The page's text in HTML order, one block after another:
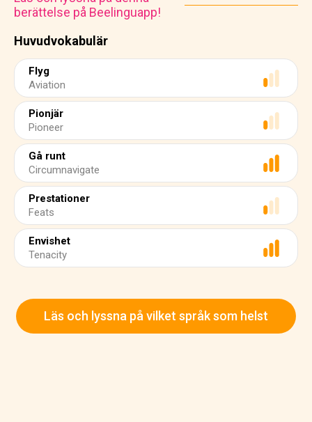
Huvudvokabulär
Flyg
Aviation
Pionjär
Pioneer
Gå runt
Circumnavigate
Prestationer
Feats
Envishet
Tenacity
berättelse på Beelinguapp!
Läs och lyssna på vilket språk som helst